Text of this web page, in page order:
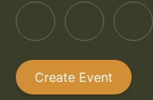
Create Event